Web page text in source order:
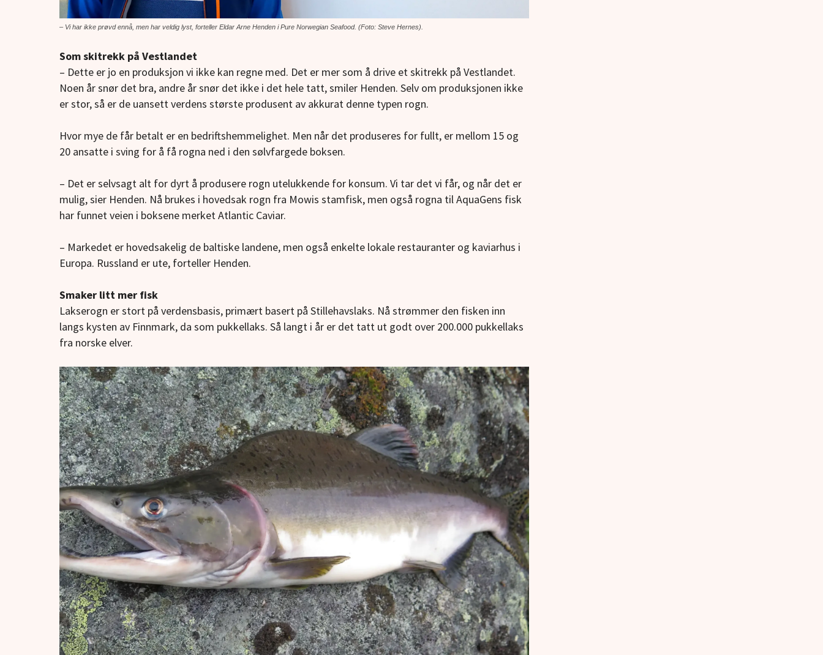
– Vi har ikke prøvd ennå, men har veldig lyst, forteller Eldar Arne Henden i Pure Norwegian Seafood. (Foto: Steve Hernes).
Som skitrekk på Vestlandet
– Dette er jo en produksjon vi ikke kan regne med. Det er mer som å drive et skitrekk på Vestlandet.
Noen år snør det bra, andre år snør det ikke i det hele tatt, smiler Henden. Selv om produksjonen ikke
er stor, så er de uansett verdens største produsent av akkurat denne typen rogn.
Hvor mye de får betalt er en bedriftshemmelighet. Men når det produseres for fullt, er mellom 15 og
20 ansatte i sving for å få rogna ned i den sølvfargede boksen.
– Det er selvsagt alt for dyrt å produsere rogn utelukkende for konsum. Vi tar det vi får, og når det er
mulig, sier Henden. Nå brukes i hovedsak rogn fra Mowis stamfisk, men også rogna til AquaGens fisk
har funnet veien i boksene merket Atlantic Caviar.
– Markedet er hovedsakelig de baltiske landene, men også enkelte lokale restauranter og kaviarhus i
Europa. Russland er ute, forteller Henden.
Smaker litt mer fisk
Lakserogn er stort på verdensbasis, primært basert på Stillehavslaks. Nå strømmer den fisken inn
langs kysten av Finnmark, da som pukkellaks. Så langt i år er det tatt ut godt over 200.000 pukkellaks
fra norske elver.